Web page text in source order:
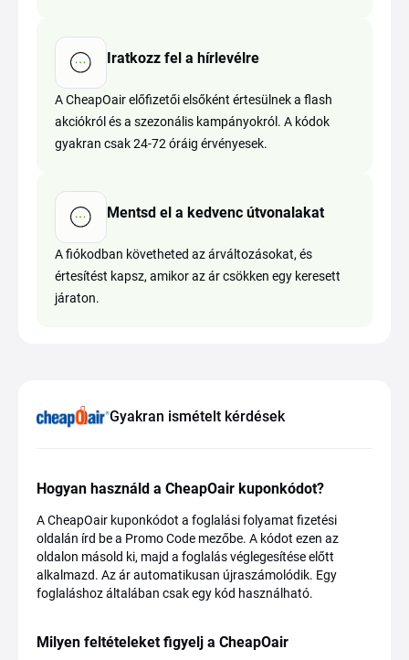
Iratkozz fel a hírlevélre
A CheapOair előfizetői elsőként értesülnek a flash
akciókról és a szezonális kampányokról. A kódok
gyakran csak 24-72 óráig érvényesek.
Mentsd el a kedvenc útvonalakat
A fiókodban követheted az árváltozásokat, és
értesítést kapsz, amikor az ár csökken egy keresett
járaton.
Gyakran ismételt kérdések
Hogyan használd a CheapOair kuponkódot?
A CheapOair kuponkódot a foglalási folyamat fizetési
oldalán írd be a Promo Code mezőbe. A kódot ezen az
oldalon másold ki, majd a foglalás véglegesítése előtt
alkalmazd. Az ár automatikusan újraszámolódik. Egy
foglaláshoz általában csak egy kód használható.
Milyen feltételeket figyelj a CheapOair